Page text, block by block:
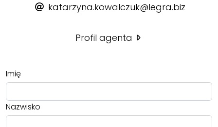
katarzyna.kowalczuk@legra.biz
Profil agenta
Imię
Nazwisko